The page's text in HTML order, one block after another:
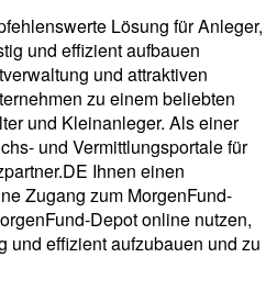
Lösung für Anleger,
und effizient aufbauen
und attraktiven
zu einem beliebten
und Kleinanleger. Als einer
und Vermittlungsportale für
Ihnen einen
Zugang zum MorgenFund-
Depot online nutzen,
und effizient aufzubauen und zu